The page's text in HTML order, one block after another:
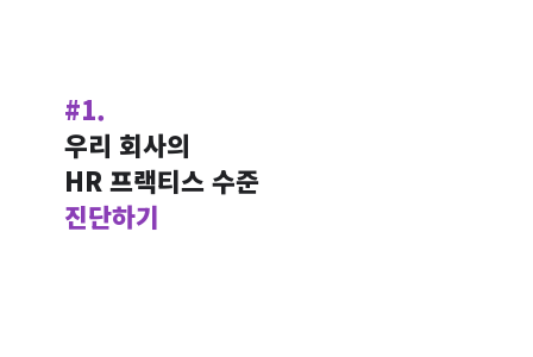
#1.
우리 회사의
HR 프랙티스 수준
진단하기